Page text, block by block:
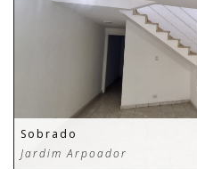
Sobrado
Jardim Arpoador